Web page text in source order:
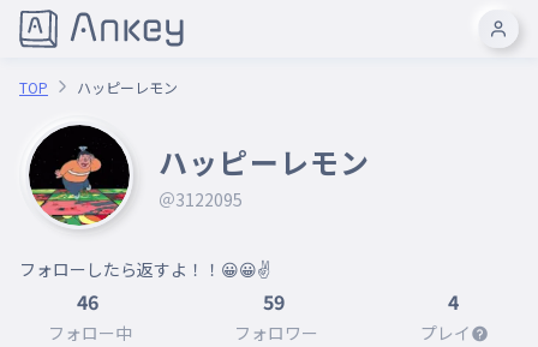
TOP ハッピーレモン
ハッピーレモン
＠3122095
46
フォロー中
59
フォロワー
4
プレイ